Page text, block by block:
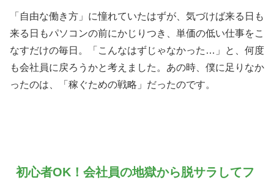
「自由な働き方」に憧れていたはずが、気づけば来る日も
来る日もパソコンの前にかじりつき、単価の低い仕事をこ
なすだけの毎日。「こんなはずじゃなかった…」と、何度
も会社員に戻ろうかと考えました。あの時、僕に足りなか
ったのは、「稼ぐための戦略」だったのです。
初心者OK！会社員の地獄から脱サラしてフ